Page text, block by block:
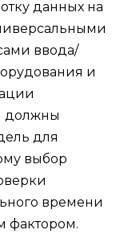
данных на
ввода/
и
должны
для
выбор
времени
фактором.